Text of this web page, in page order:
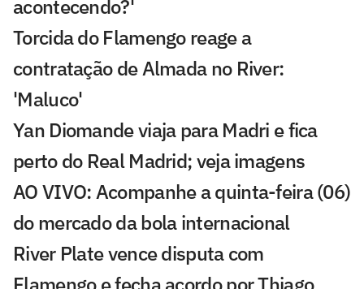
acontecendo?'
Torcida do Flamengo reage a
contratação de Almada no River:
'Maluco'
Yan Diomande viaja para Madri e fica
perto do Real Madrid; veja imagens
AO VIVO: Acompanhe a quinta-feira (06)
do mercado da bola internacional
River Plate vence disputa com